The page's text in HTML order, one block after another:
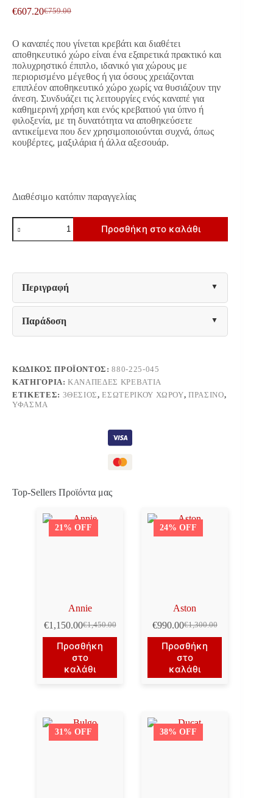
€759.00
Original
was:
€759.00.
€607.20Η
τιμή
είναι:
€607.20.
Ο καναπές που γίνεται κρεβάτι και διαθέτει
αποθηκευτικό χώρο είναι ένα εξαιρετικά πρακτικό και
πολυχρηστικό έπιπλο, ιδανικό για χώρους με
περιορισμένο μέγεθος ή για όσους χρειάζονται
επιπλέον αποθηκευτικό χώρο χωρίς να θυσιάζουν την
άνεση. Συνδυάζει τις λειτουργίες ενός καναπέ για
καθημερινή χρήση και ενός κρεβατιού για ύπνο ή
φιλοξενία, με τη δυνατότητα να αποθηκεύσετε
αντικείμενα που δεν χρησιμοποιούνται συχνά, όπως
κουβέρτες, μαξιλάρια ή άλλα αξεσουάρ.
Διαθέσιμο κατόπιν παραγγελίας
ΚΑΝΑΠΕΣ
ΚΡΕΒΑΤΙ
Fylliana
ΧΡΩΜΑ
235x104x80εκ
ποσότητα
Προσθήκη στο καλάθι
Περιγραφή
Παράδοση
ΚΩΔΙΚΌΣ ΠΡΟΪΌΝΤΟΣ:880-225-045
ΚΑΤΗΓΟΡΊΑ:ΚΑΝΑΠΈΔΕΣ ΚΡΕΒΆΤΙΑ
ΕΤΙΚΈΤΕΣ: 3ΘΈΣΙΟΣ,ΕΣΩΤΕΡΙΚΟΎ ΧΏΡΟΥ,ΠΡΆΣΙΝΟ,
ΎΦΑΣΜΑ
Top-Sellers Προϊόντα μας
21% OFF
Annie
€1,450.00
Original
price
was:
€1,450.00.
€1,150.00Η
τρέχουσα
τιμή
είναι:
€1,150.00.
Προσθήκη
στο
καλάθι
24% OFF
Aston
€1,300.00
Original
price
was:
€1,300.00.
€990.00Η
τρέχουσα
τιμή
είναι:
€990.00.
Προσθήκη
στο
καλάθι
31% OFF 38% OFF